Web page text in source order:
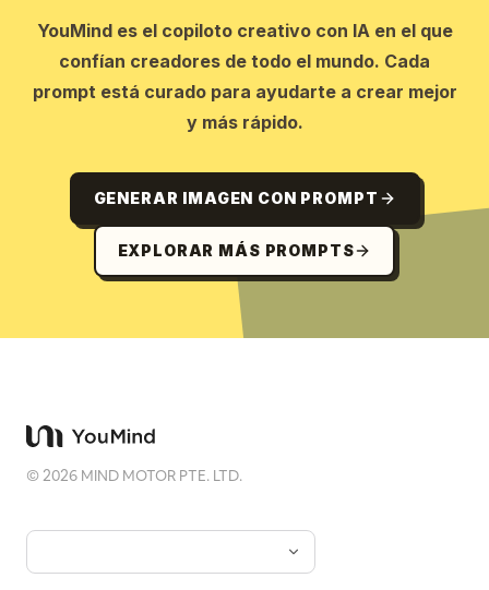
YouMind es el copiloto creativo con IA en el que
confían creadores de todo el mundo. Cada
prompt está curado para ayudarte a crear mejor
y más rápido.
GENERAR IMAGEN CON PROMPT
EXPLORAR MÁS PROMPTS
©2026 MIND MOTOR PTE. LTD.